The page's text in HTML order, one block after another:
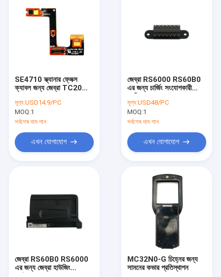
SE4710 স্ক্যানার ফ্লেক্স
ক্যাবল জন্য জেব্রা TC20
মূল্য:USD14.9/PC
MOQ:1
সর্বশেষ দাম পান
এখন যোগাযোগ
জেব্রা RS6000 RS60B0
এর জন্য চার্জিং সংযোগকারী
মূল্য:USD48/PC
MOQ:1
সর্বশেষ দাম পান
এখন যোগাযোগ
জেব্রা RS60B0 RS6000
এর জন্য জেব্রা হাউজিং
MC32N0-G চিহ্নের জন্য
সামনের কভার প্রতিস্থাপন